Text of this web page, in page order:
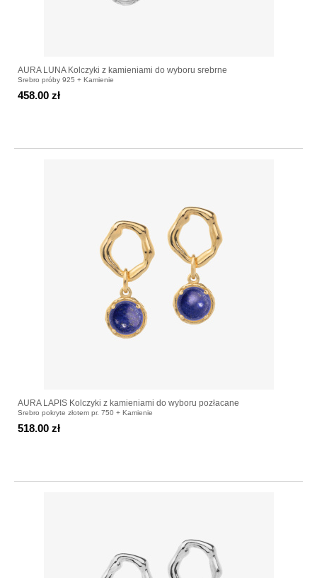
AURA LUNA Kolczyki z kamieniami do wyboru srebrne
Srebro próby 925 + Kamienie
458.00 zł
AURA LAPIS Kolczyki z kamieniami do wyboru pozłacane
Srebro pokryte złotem pr. 750 + Kamienie
518.00 zł